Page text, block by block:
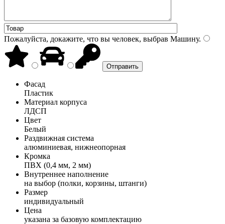
Пожалуйста, докажите, что вы человек, выбрав Машину.
Фасад
Пластик
Материал корпуса
ЛДСП
Цвет
Белый
Раздвижная система
алюминиевая, нижнеопорная
Кромка
ПВХ (0,4 мм, 2 мм)
Внутреннее наполнение
на выбор (полки, корзины, штанги)
Размер
индивидуальный
Цена
указана за базовую комплектацию